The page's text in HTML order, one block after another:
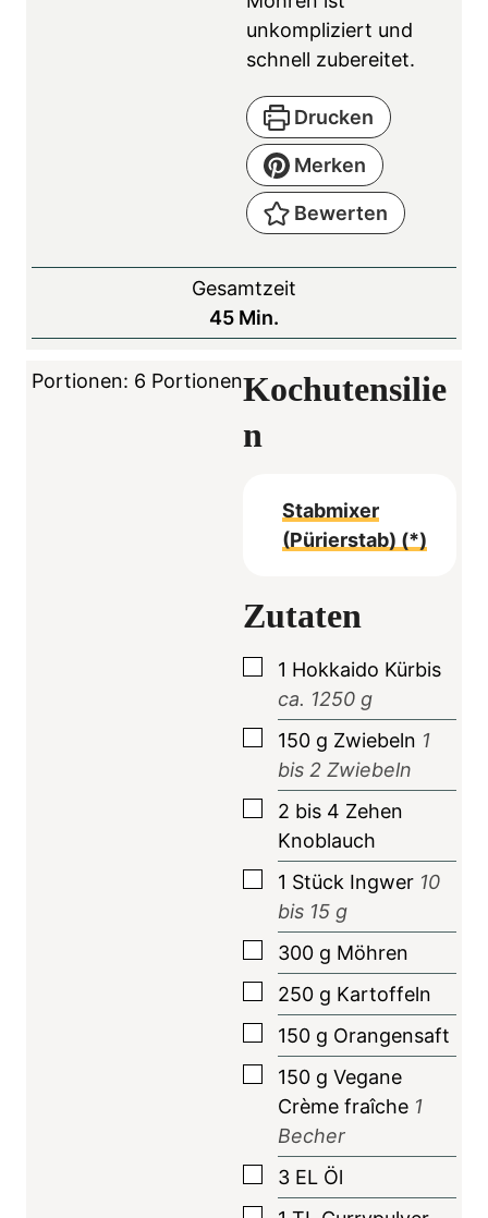
unkompliziert und
schnell zubereitet.
Drucken
Merken
Bewerten
Gesamtzeit
45M
i
n
u
Min.
Portionen: 6 PortionenKochutensilie
n
Stabmixer
(Pürierstab) (*)
Zutaten
▢
1 Hokkaido Kürbis
ca. 1250 g
▢
150 g Zwiebeln 1
bis 2 Zwiebeln
▢
2 bis 4 Zehen
Knoblauch
▢
1 Stück Ingwer 10
bis 15 g
▢
300 g Möhren
▢
250 g Kartoffeln
▢
150 g Orangensaft
▢
150 g Vegane
Crème fraîche 1
Becher
▢
3 EL Öl